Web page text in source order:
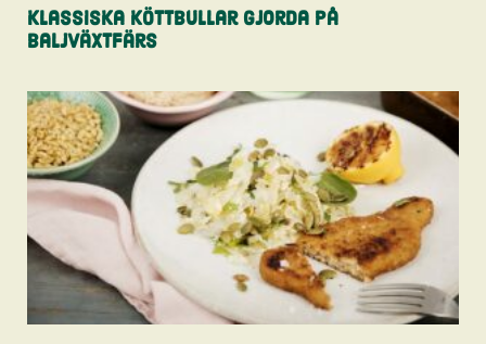
Klassiska köttbullar gjorda på
baljväxtfärs